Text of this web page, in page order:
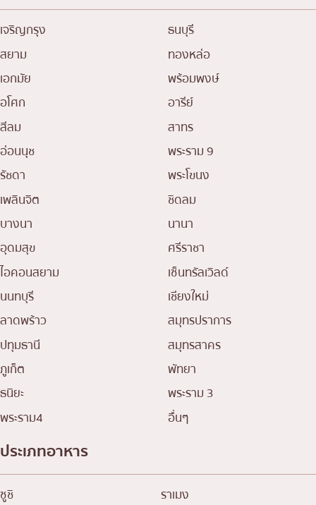
เจริญกรุง
ธนบุรี
สยาม
ทองหล่อ
เอกมัย
พร้อมพงษ์
อโศก
อารีย์
สีลม
สาทร
อ่อนนุช
พระราม 9
รัชดา
พระโขนง
เพลินจิต
ชิดลม
บางนา
นานา
อุดมสุข
ศรีราชา
ไอคอนสยาม
เซ็นทรัลเวิลด์
นนทบุรี
เชียงใหม่
ลาดพร้าว
สมุทรปราการ
ปทุมธานี
สมุทรสาคร
ภูเก็ต
พัทยา
ธนิยะ
พระราม 3
พระราม4
อื่นๆ
ประเภทอาหาร
ซูชิ
ราเมง